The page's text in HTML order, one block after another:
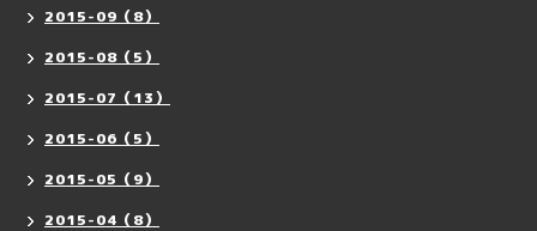
2015-09（8）
2015-08（5）
2015-07（13）
2015-06（5）
2015-05（9）
2015-04（8）